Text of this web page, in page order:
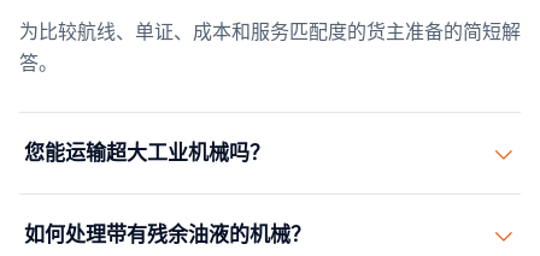
为比较航线、单证、成本和服务匹配度的货主准备的简短解
答。
您能运输超大工业机械吗？
力机、涡轮机和生产线。我们安排框架箱、开顶箱、散杂
如何处理带有残余油液的机械？